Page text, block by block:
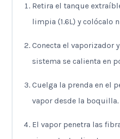
Retira el tanque
limpia (1.6L) y colócalo
Conecta el vaporizador
sistema se calienta en
Cuelga la prenda en el
vapor desde la boquilla.
El vapor penetra las